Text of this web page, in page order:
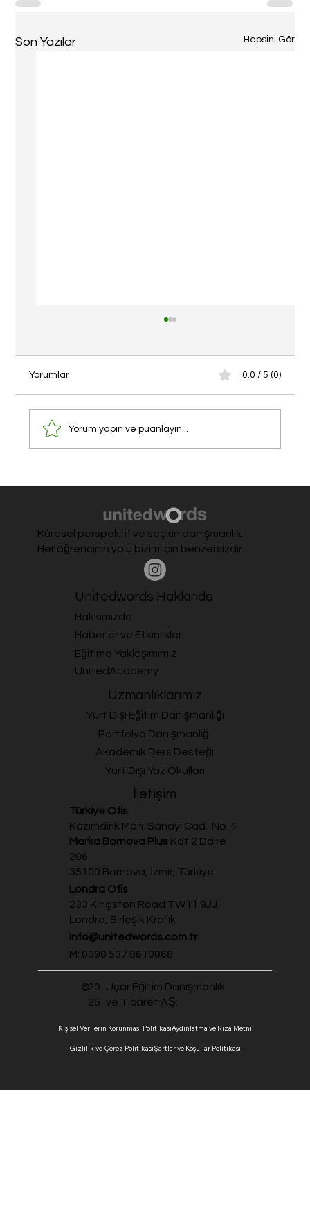
Son Yazılar Hepsini Gör
Yorumlar 0.0 / 5 (0)
Yorum yapın ve puanlayın...
Küresel perspektif ve seçkin danışmanlık.
Her öğrencinin yolu bizim için benzersizdir.
Yurt Dışı Eğitim Danışmanlığı
Portfolyo Danışmanlığı
Akademik Ders Desteği
Yurt Dışı Yaz Okulları
Uzmanlıklarımız
Unitedwords Hakkında
Hakkımızda
Eğitime Yaklaşımımız
Haberler ve Etkinlikler
UnitedAcademy
Türkiye Ofis
Kazımdirik Mah. Sanayi Cad. No. 4
Marka Bornova Plus Kat 2 Daire
206
35100 Bornova, İzmir, Türkiye
Londra Ofis
233 Kingston Road TW11 9JJ
Londra, Birleşik Krallık
info@unitedwords.com.tr
M: 0090 537 8610868
İletişim
©20
25
Uçar Eğitim Danışmanlık
ve Ticaret AŞ.
Kişisel Verilerin Korunması PolitikasıAydınlatma ve Rıza Metni
Gizlilik ve Çerez PolitikasıŞartlar ve Koşullar Politikası